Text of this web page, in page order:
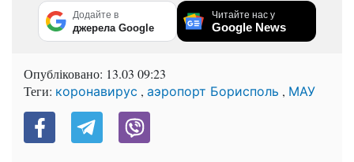
Додайте в
джерела Google
Читайте нас у
Google News
Опубліковано: 13.03 09:23
Теги: коронавирус , аэропорт Борисполь , МАУ